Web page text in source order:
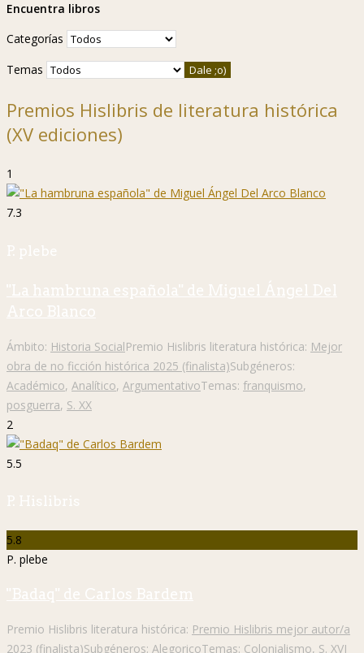
Encuentra libros
Categorías
Temas
Premios Hislibris de literatura histórica
(XV ediciones)
1
7.3
P. plebe
"La hambruna española" de Miguel Ángel Del
Arco Blanco
Ámbito: Historia SocialPremio Hislibris literatura histórica: Mejor
obra de no ficción histórica 2025 (finalista)Subgéneros:
Académico, Analítico, ArgumentativoTemas: franquismo,
posguerra, S. XX
2
5.5
P. Hislibris
5.8
P. plebe
"Badaq" de Carlos Bardem
Premio Hislibris literatura histórica: Premio Hislibris mejor autor/a
2023 (finalista)Subgéneros: AlegoricoTemas: Colonialismo, S. XVI